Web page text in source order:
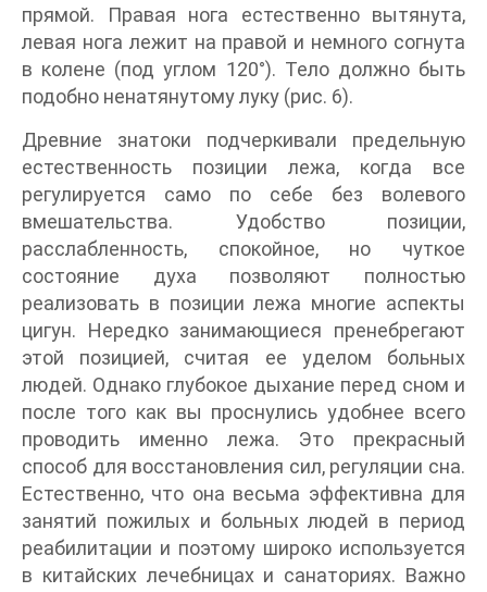
прямой. Правая нога естественно вытянута,
левая нога лежит на правой и немного согнута
в колене (под углом 120°). Тело должно быть
подобно ненатянутому луку (рис. 6).
Древние знатоки подчеркивали предельную
естественность позиции лежа, когда все
регулируется само по себе без волевого
вмешательства. Удобство позиции,
расслабленность, спокойное, но чуткое
состояние духа позволяют полностью
реализовать в позиции лежа многие аспекты
цигун. Нередко занимающиеся пренебрегают
этой позицией, считая ее уделом больных
людей. Однако глубокое дыхание перед сном и
после того как вы проснулись удобнее всего
проводить именно лежа. Это прекрасный
способ для восстановления сил, регуляции сна.
Естественно, что она весьма эффективна для
занятий пожилых и больных людей в период
реабилитации и поэтому широко используется
в китайских лечебницах и санаториях. Важно